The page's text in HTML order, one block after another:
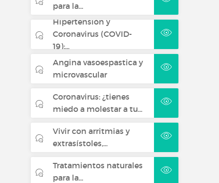
para la...
Hipertensión y
Coronavirus (COVID-
19):...
Angina vasoespastica y
microvascular
Coronavirus: ¿tienes
miedo a molestar a tu...
Vivir con arritmias y
extrasístoles,...
Tratamientos naturales
para la...